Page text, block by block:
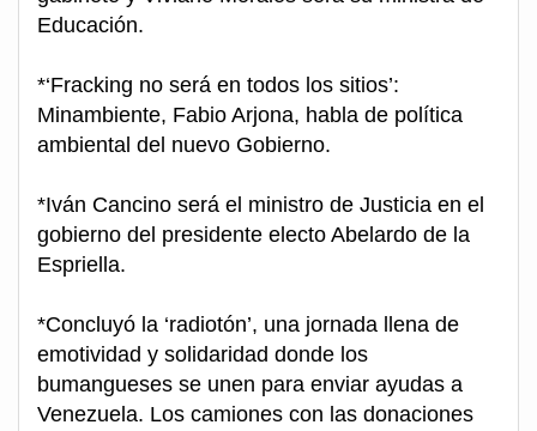
Educación.
*‘Fracking no será en todos los sitios’:
Minambiente, Fabio Arjona, habla de política
ambiental del nuevo Gobierno.
*Iván Cancino será el ministro de Justicia en el
gobierno del presidente electo Abelardo de la
Espriella.
*Concluyó la ‘radiotón’, una jornada llena de
emotividad y solidaridad donde los
bumangueses se unen para enviar ayudas a
Venezuela. Los camiones con las donaciones